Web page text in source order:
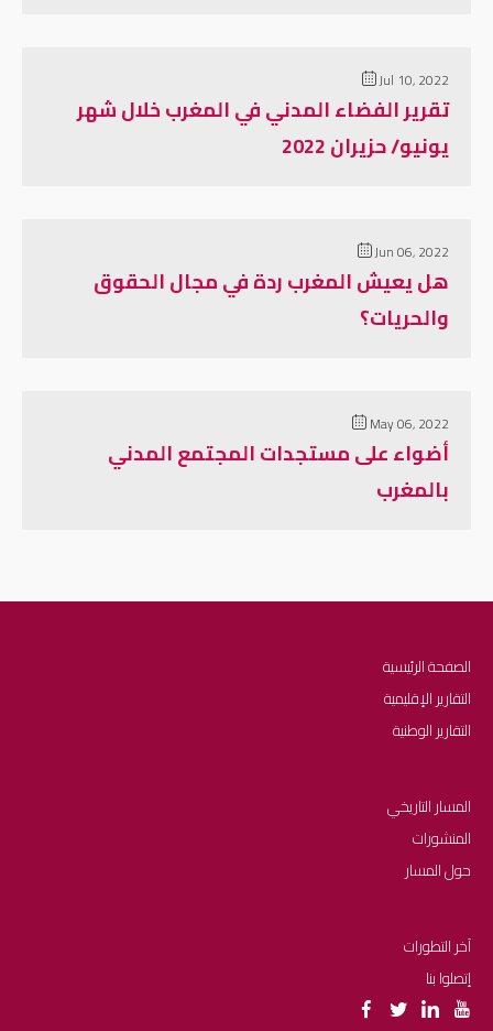
Jul 10, 2022
تقرير الفضاء المدني في المغرب خلال شهر
يونيو/ حزيران 2022
Jun 06, 2022
هل يعيش المغرب ردة في مجال الحقوق
والحريات؟
May 06, 2022
أضواء على مستجدات المجتمع المدني
بالمغرب
الصفحة الرئيسية
التقارير الإقليمية
التقارير الوطنية
المسار التاريخي
المنشورات
حول المسار
آخر التطورات
إتصلوا بنا